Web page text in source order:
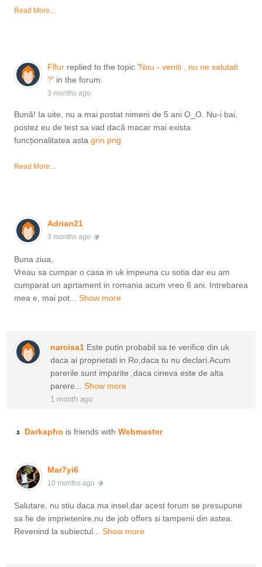
Read More...
Fflurreplied to the topic 'Nou - veniti , nu ne salutati
?' in the forum.
3 months ago
Bună! Ia uite, nu a mai postat nimeni de 5 ani O_O. Nu-i bai,
postez eu de test sa vad dacă macar mai exista
funcționalitatea asta grin.png
Read More...
Adrian21
3 months ago
Buna ziua,
Vreau sa cumpar o casa in uk impeuna cu sotia dar eu am
cumparat un aprtament in romania acum vreo 6 ani. Intrebarea
mea e, mai pot...
Show more
narcisa1 Este putin probabil sa te verifice din uk
daca ai proprietati in Ro,daca tu nu declari.Acum
parerile sunt imparite ,daca cineva este de alta
parere...
Show more
1 month ago
Darkapho is friends with Webmaster
Mar7yi6
10 months ago
Salutare, nu stiu daca ma insel,dar acest forum se presupune
sa fie de imprietenire,nu de job offers si tampenii din astea.
Revenind la subiectul...
Show more